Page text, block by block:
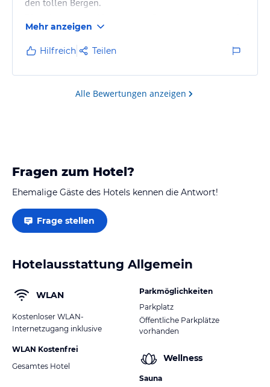
sehr guter Raumaufteilung lässt einem das Herz
höher schlagen, man fühlt sich gleich "zu Hause".
Nebst sehr guten Parkmöglichkeiten, Aufzug im Haus
und Schikeller, erfreut man sich auch dem
abendlichen Saunagang mit Ruheraum.
Mehr anzeigen
Hilfreich Teilen
Alle Bewertungen anzeigen
Fragen zum Hotel?
Ehemalige Gäste des Hotels kennen die Antwort!
Frage stellen
Hotelausstattung Allgemein
WLAN
Kostenloser WLAN-
Internetzugang inklusive
WLAN Kostenfrei
Gesamtes Hotel
Parkmöglichkeiten
Parkplatz
Öffentliche Parkplätze
vorhanden
Wellness
Sauna